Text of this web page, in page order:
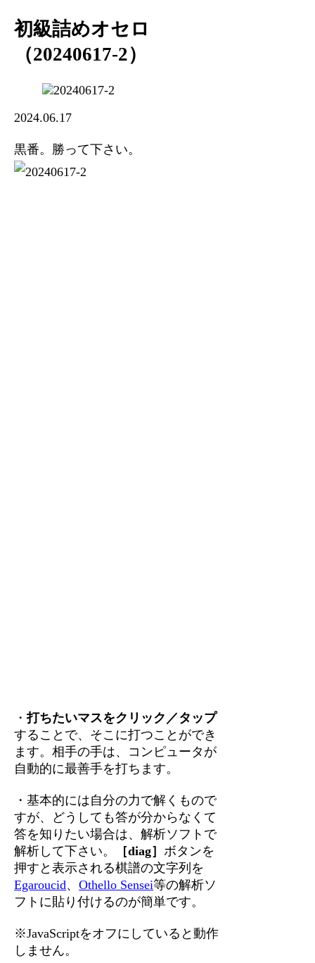
初級詰めオセロ
（20240617-2）
2024.06.17
黒番。勝って下さい。
・打ちたいマスをクリック／タップ
することで、そこに打つことができ
ます。相手の手は、コンピュータが
自動的に最善手を打ちます。
・基本的には自分の力で解くもので
すが、どうしても答が分からなくて
答を知りたい場合は、解析ソフトで
解析して下さい。
［diag］ ボタンを
押すと表示される棋譜の文字列を
Egaroucid、Othello Sensei等の解析ソ
フトに貼り付けるのが簡単です。
※JavaScriptをオフにしていると動作
しません。